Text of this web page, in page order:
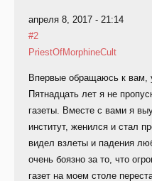
апреля 8, 2017 - 21:14
#2
PriestOfMorphineCult
Впервые обращаюсь к вам,
Пятнадцать лет я не
газеты. Вместе с вами я
институт, женился и стал
видел взлеты и падения
очень боязно за то, что
газет на моем столе